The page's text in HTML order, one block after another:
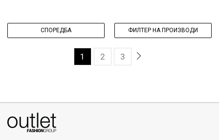
СПОРЕДБА ФИЛТЕР НА ПРОИЗВОДИ
1 2 3